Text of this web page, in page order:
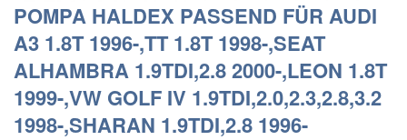
POMPA HALDEX PASSEND FÜR AUDI
A3 1.8T 1996-,TT 1.8T 1998-,SEAT
ALHAMBRA 1.9TDI,2.8 2000-,LEON 1.8T
1999-,VW GOLF IV 1.9TDI,2.0,2.3,2.8,3.2
1998-,SHARAN 1.9TDI,2.8 1996-